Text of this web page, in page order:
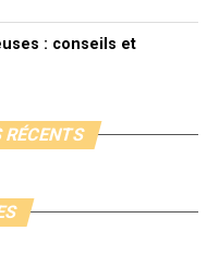
: conseils et
RÉCENTS